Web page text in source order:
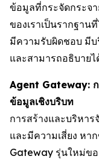
ข้อมูลที่กระจัดกระจ
ของเราเป็นรากฐาน
มีความรับผิดชอบ มี
และสามารถอธิบาย
Agent Gateway: ก
ข้อมูลเชิงบริบท
การสร้างและบริหาร
และมีความเสี่ยง หา
Gateway รุ่นใหม่ข